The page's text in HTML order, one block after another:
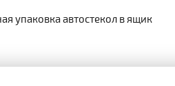
упаковка автостекол в ящик